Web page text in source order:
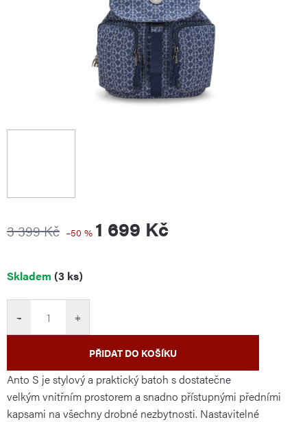
3 399 Kč –50 % 1 699 Kč
Měrná
Skladem (3 ks)
+
−
PŘIDAT DO KOŠÍKU
Anto S je stylový a praktický batoh s dostatečne
velkým vnitřním prostorem a snadno přístupnými předními
kapsami na všechny drobné nezbytnosti. Nastavitelné